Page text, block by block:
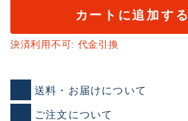
カートに追加する
決済利用不可: 代金引換
送料・お届けについて
ご注文について